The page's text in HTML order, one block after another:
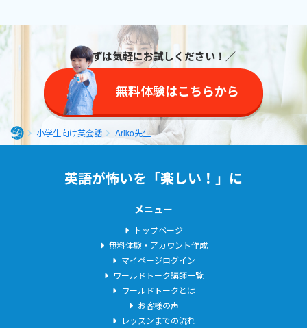
がると思います。楽
様に、お手伝いさせ
て頂きたいと思いま
と思います。なかな
かゴールが見つから
ないのが語学学習で
すが、英語が生活の
なってくれたら嬉し
とが私の喜びです！
レッスンでお会いで
きることを心待ちに
しております！
＼まずは気軽にお試しください！／
無料体験はこちらから
小学生向け英会話 Ariko先生
英語が怖いを「楽しい！」に
メニュー
トップページ
無料体験・アカウント作成
マイページログイン
ワールドトーク講師一覧
ワールドトークとは
お客様の声
レッスンまでの流れ